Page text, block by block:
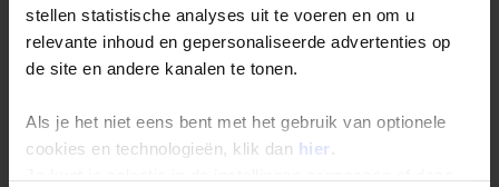
stellen statistische analyses uit te voeren en om u
relevante inhoud en gepersonaliseerde advertenties op
de site en andere kanalen te tonen.
Als je het niet eens bent met het gebruik van optionele
cookies en technologieën, klik dan hier .
Merzouga - Auberge Yasmina